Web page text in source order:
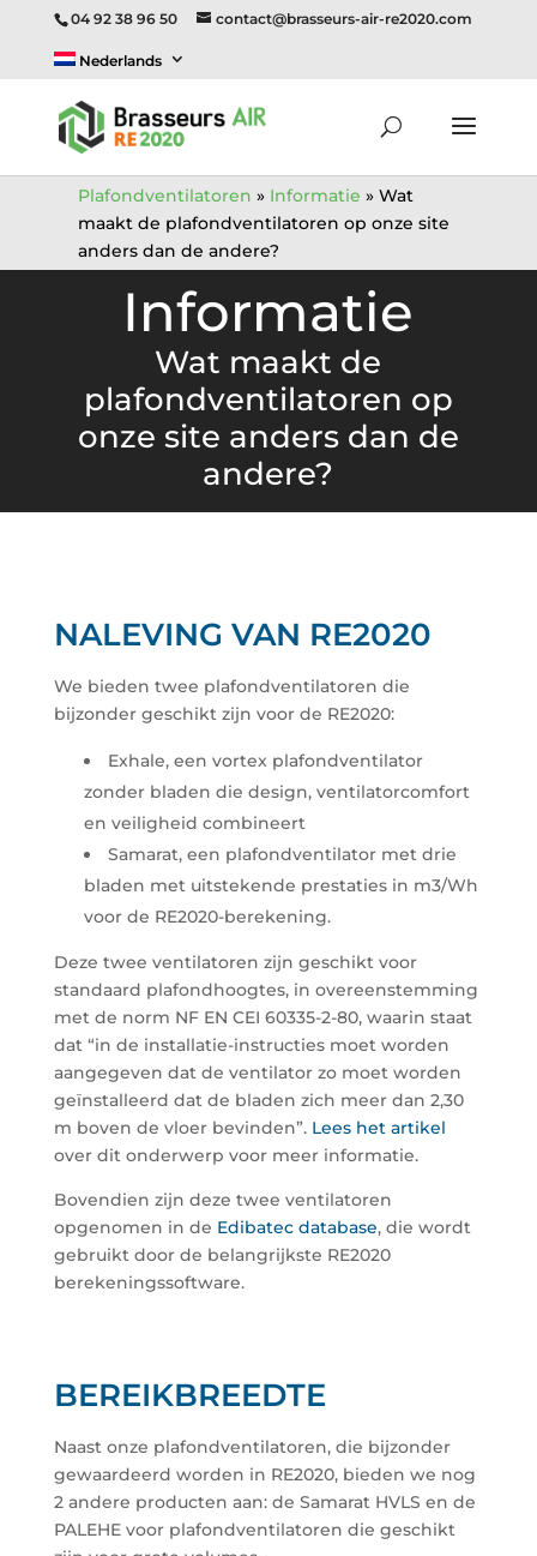
Plafondventilatoren » Informatie » Wat
maakt de plafondventilatoren op onze site
anders dan de andere?
04 92 38 96 50 contact@brasseurs-air-re2020.com
Nederlands
Informatie
Wat maakt de
plafondventilatoren op
onze site anders dan de
andere?
NALEVING VAN RE2020
We bieden twee plafondventilatoren die
bijzonder geschikt zijn voor de RE2020:
Exhale, een vortex plafondventilator
zonder bladen die design, ventilatorcomfort
en veiligheid combineert
Samarat, een plafondventilator met drie
bladen met uitstekende prestaties in m3/Wh
voor de RE2020-berekening.
Deze twee ventilatoren zijn geschikt voor
standaard plafondhoogtes, in overeenstemming
met de norm NF EN CEI 60335-2-80, waarin staat
dat “in de installatie-instructies moet worden
aangegeven dat de ventilator zo moet worden
geïnstalleerd dat de bladen zich meer dan 2,30
m boven de vloer bevinden”. Lees het artikel
over dit onderwerp voor meer informatie.
Bovendien zijn deze twee ventilatoren
opgenomen in de Edibatec database, die wordt
gebruikt door de belangrijkste RE2020
berekeningssoftware.
BEREIKBREEDTE
Naast onze plafondventilatoren, die bijzonder
gewaardeerd worden in RE2020, bieden we nog
2 andere producten aan: de Samarat HVLS en de
PALEHE voor plafondventilatoren die geschikt